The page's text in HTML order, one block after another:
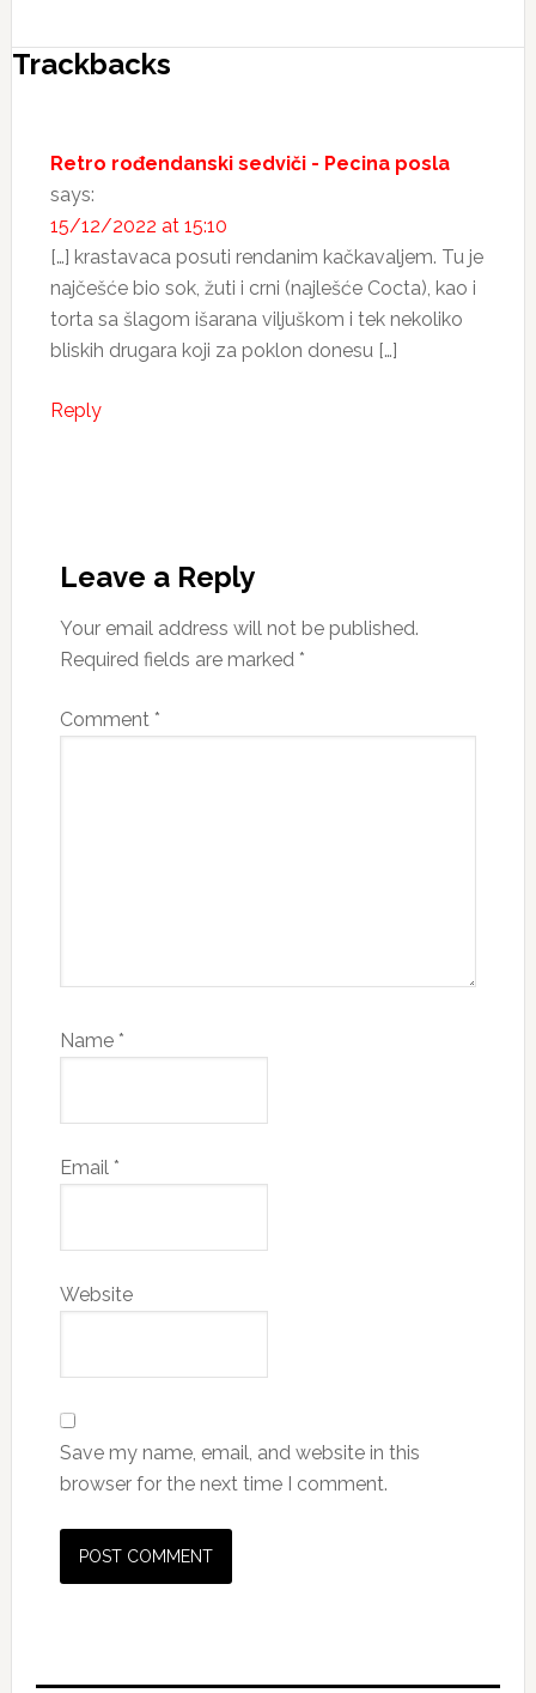
Reader
Trackbacks
Retro rođendanski sedviči - Pecina posla
says:
15/12/2022 at 15:10
[…] krastavaca posuti rendanim kačkavaljem. Tu je
najčešće bio sok, žuti i crni (najlešće Cocta), kao i
torta sa šlagom išarana viljuškom i tek nekoliko
bliskih drugara koji za poklon donesu […]
Reply
Leave a Reply
Your email address will not be published.
Required fields are marked *
Comment *
Name *
Email *
Website
Save my name, email, and website in this
browser for the next time I comment.
Primary